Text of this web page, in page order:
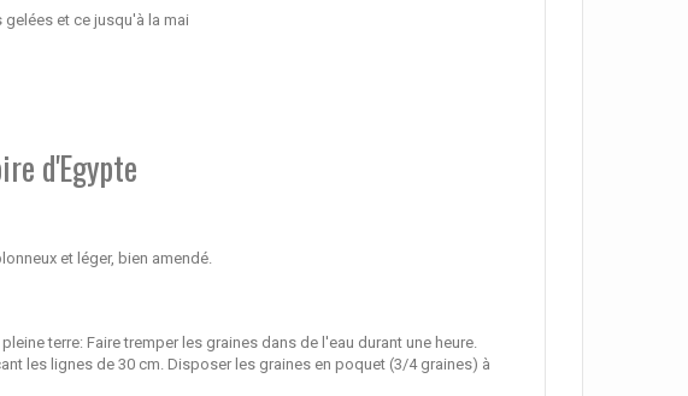
et ce jusqu'à la mai
d'Egypte
et léger, bien amendé.
terre: Faire tremper les graines dans de l'eau durant une heure.
les lignes de 30 cm. Disposer les graines en poquet (3/4 graines) à